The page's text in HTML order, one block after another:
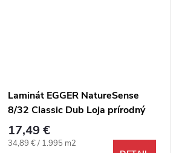
Laminát EGGER NatureSense
8/32 Classic Dub Loja prírodný
4V
17,49 €
Jednotková cena:
34,89 € / 1.995 m2